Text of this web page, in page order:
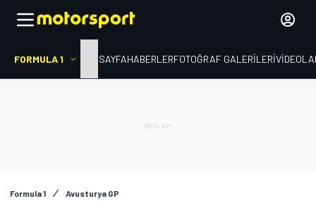
FORMULA 1 ANA SAYFAHABERLERFOTOĞRAF GALERILERI
Formula 1 Avusturya GP